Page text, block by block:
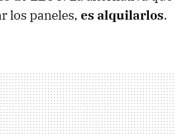
los paneles, es alquilarlos.